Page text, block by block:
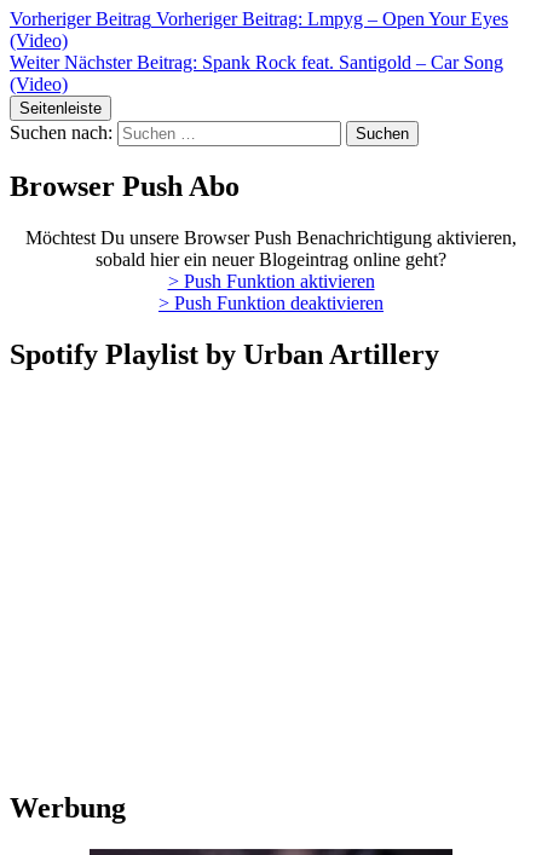
Vorheriger Beitrag Vorheriger Beitrag: Lmpyg – Open Your Eyes
(Video)
Weiter Nächster Beitrag: Spank Rock feat. Santigold – Car Song
(Video)
Seitenleiste
Suchen nach:
Browser Push Abo
Möchtest Du unsere Browser Push Benachrichtigung aktivieren,
sobald hier ein neuer Blogeintrag online geht?
> Push Funktion aktivieren
> Push Funktion deaktivieren
Spotify Playlist by Urban Artillery
Werbung